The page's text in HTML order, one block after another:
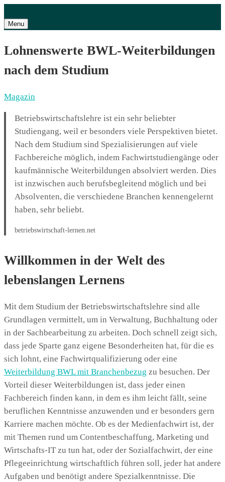
Menu
Lohnenswerte BWL-Weiterbildungen
nach dem Studium
Magazin
Betriebswirtschaftslehre ist ein sehr beliebter
Studiengang, weil er besonders viele Perspektiven bietet.
Nach dem Studium sind Spezialisierungen auf viele
Fachbereiche möglich, indem Fachwirtstudiengänge oder
kaufmännische Weiterbildungen absolviert werden. Dies
ist inzwischen auch berufsbegleitend möglich und bei
Absolventen, die verschiedene Branchen kennengelernt
haben, sehr beliebt.
betriebswirtschaft-lernen.net
Willkommen in der Welt des
lebenslangen Lernens
Mit dem Studium der Betriebswirtschaftslehre sind alle
Grundlagen vermittelt, um in Verwaltung, Buchhaltung oder
in der Sachbearbeitung zu arbeiten. Doch schnell zeigt sich,
dass jede Sparte ganz eigene Besonderheiten hat, für die es
sich lohnt, eine Fachwirtqualifizierung oder eine
Weiterbildung BWL mit Branchenbezug zu besuchen. Der
Vorteil dieser Weiterbildungen ist, dass jeder einen
Fachbereich finden kann, in dem es ihm leicht fällt, seine
beruflichen Kenntnisse anzuwenden und er besonders gern
Karriere machen möchte. Ob es der Medienfachwirt ist, der
mit Themen rund um Contentbeschaffung, Marketing und
Wirtschafts-IT zu tun hat, oder der Sozialfachwirt, der eine
Pflegeeinrichtung wirtschaftlich führen soll, jeder hat andere
Aufgaben und benötigt andere Spezialkenntnisse. Die